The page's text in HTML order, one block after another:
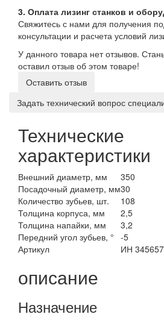
3. Оплата лизинг станков и
Свяжитесь с нами для получения
консультации и расчета условий
У данного товара нет отзывов.
оставил отзыв об этом товаре!
Оставить отзыв
Задать технический вопрос
Технические
характеристики
Внешний диаметр, мм
350
Посадочный диаметр, мм30
Количество зубьев, шт.
108
Толщина корпуса, мм
2,5
Толщина напайки, мм
3,2
Передний угол зубьев, ° -5
Артикул
ИН 345657
описание
Назначение